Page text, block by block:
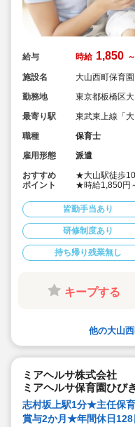
給与 時給 1,850 ～
施設名
大山西町保育園
勤務地
東京都板橋区
最寄り駅
東武東上線「
職種
保育士
雇用形態
派遣
おすすめ
ポイント
★大山駅徒歩10
★時給1,850円
★勤務日数・時
★社会保険完備
★会員制福利厚
皆勤手当あり
研修制度あり
持ち帰り残業無し
キープする
他の大山
ミアヘルサ株式会社
ミアヘルサ保育園ひび
志村坂上駅1分★主任保
賞与2か月★年間休日128